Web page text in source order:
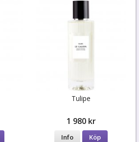
Tulipe
1 980 kr
Info Köp